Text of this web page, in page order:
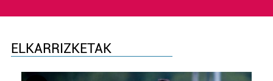
ELKARRIZKETAK